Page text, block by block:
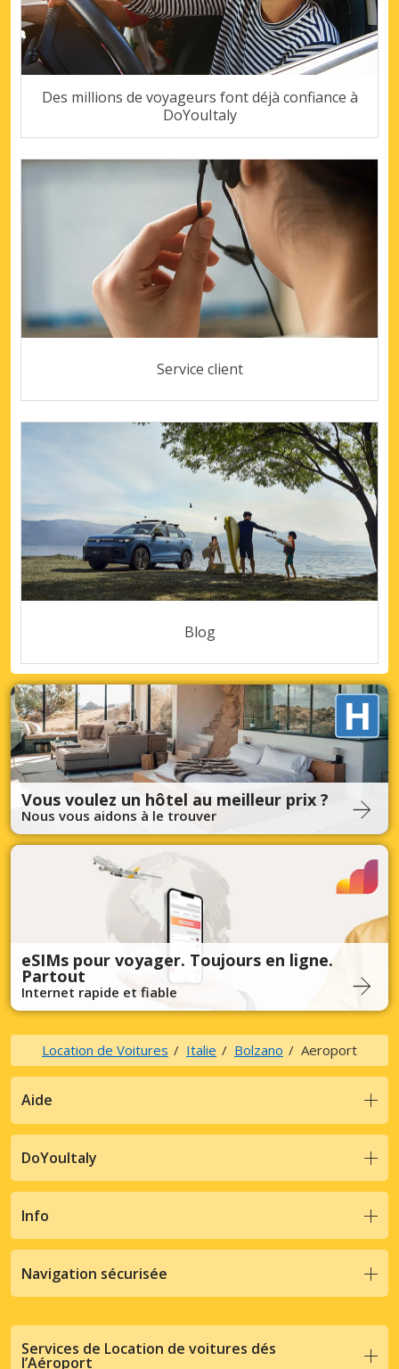
Des millions de voyageurs font déjà confiance à
DoYouItaly
Service client
Blog
Vous voulez un hôtel au meilleur prix ?
Nous vous aidons à le trouver
eSIMs pour voyager. Toujours en ligne.
Partout
Internet rapide et fiable
Location de Voitures Italie Bolzano Aeroport
Aide
DoYouItaly
Info
Navigation sécurisée
Services de Location de voitures dés
l’Aéroport